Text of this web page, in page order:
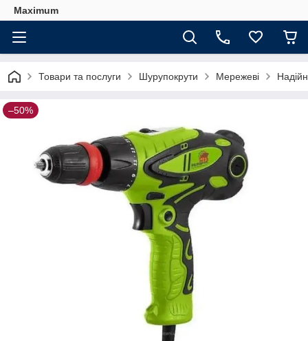
Maximum
Товари та послуги Шурупокрути Мережеві
–50%